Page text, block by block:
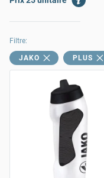
Filtre:
JAKO PLUS